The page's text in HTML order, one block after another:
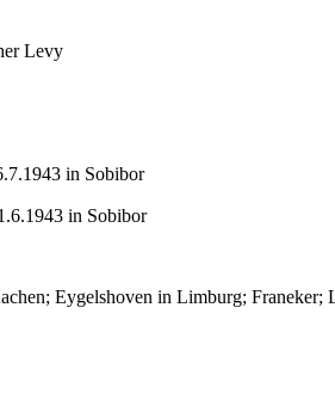
Levy
in Sobibor
in Sobibor
Eygelshoven in Limburg; Franeker;